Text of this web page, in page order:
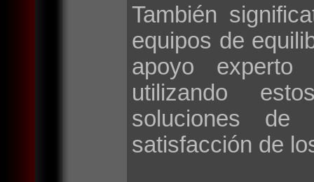
También
equipos de
apoyo experto
utilizando
soluciones de
satisfacción de